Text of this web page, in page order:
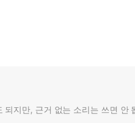
되지만, 근거 없는 소리는 쓰면 안